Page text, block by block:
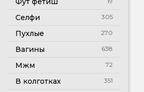
Селфи 305
Пухлые 270
Вагины 638
Мжм 72
В колготках 351